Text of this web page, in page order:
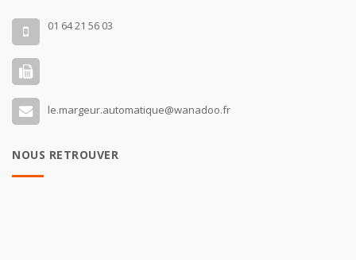
01 64 21 56 03
le.margeur.automatique@wanadoo.fr
NOUS RETROUVER